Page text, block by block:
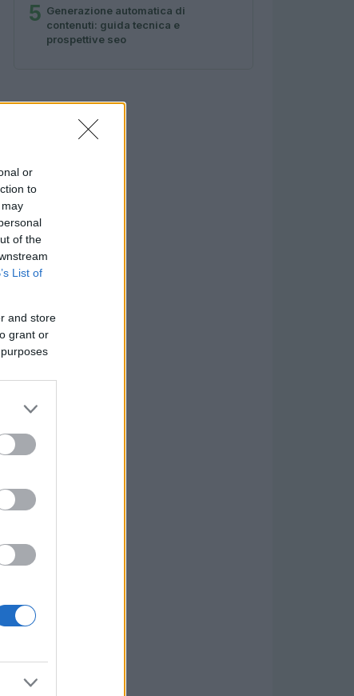
or
to
of the
List of
and store
grant or
5 Generazione automatica di
contenuti: guida tecnica e
prospettive seo